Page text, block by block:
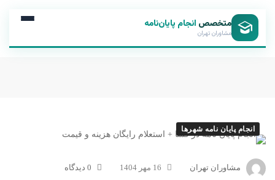
متخصص انجام پایان‌نامه
مشاوران تهران
انجام پایان نامه شهرها
مشاوران تهران 16 مهر 1404 0 دیدگاه